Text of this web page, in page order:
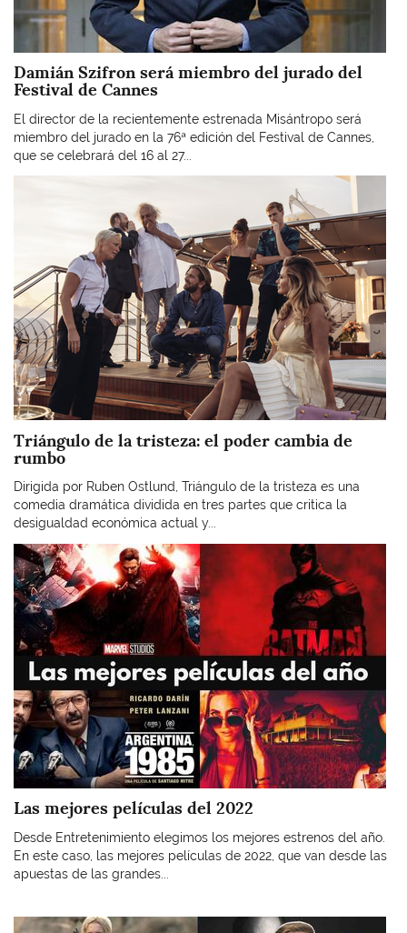
Damián Szifron será miembro del jurado del
Festival de Cannes
El director de la recientemente estrenada Misántropo será
miembro del jurado en la 76ª edición del Festival de Cannes,
que se celebrará del 16 al 27...
Triángulo de la tristeza: el poder cambia de
rumbo
Dirigida por Ruben Ostlund, Triángulo de la tristeza es una
comedia dramática dividida en tres partes que critica la
desigualdad económica actual y...
Imagen
Las mejores películas del 2022
Desde Entretenimiento elegimos los mejores estrenos del año.
En este caso, las mejores películas de 2022, que van desde las
apuestas de las grandes...
Imagen